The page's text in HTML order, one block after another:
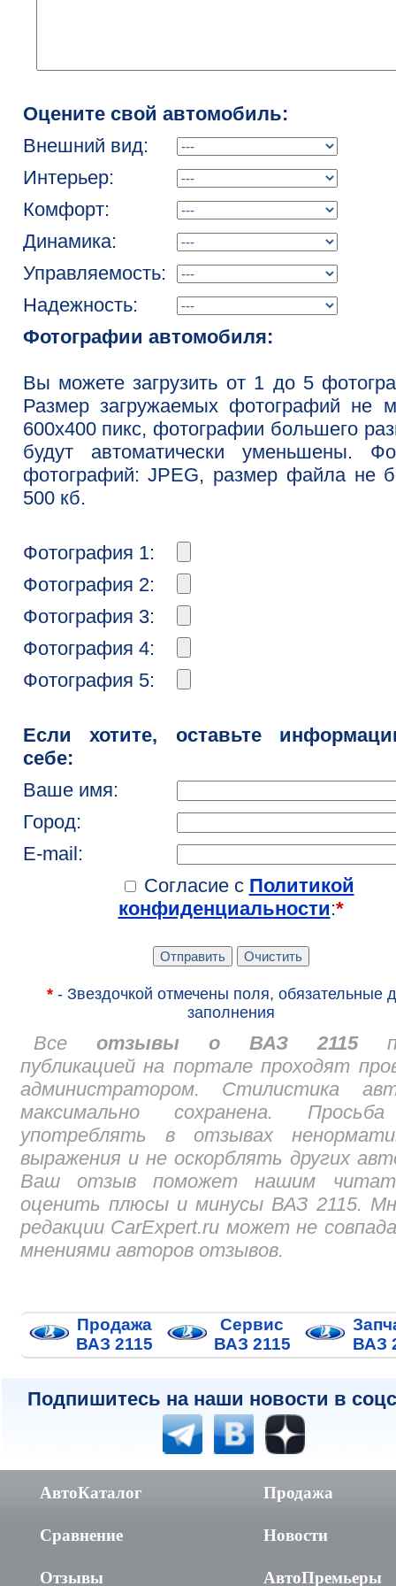
Оцените свой автомобиль:
Внешний вид:
Интерьер:
Комфорт:
Динамика:
Управляемость:
Надежность:
Фотографии автомобиля:
Вы можете загрузить от 1 до 5
Размер загружаемых фотографий не
600x400 пикс, фотографии большего
будут автоматически уменьшены.
фотографий: JPEG, размер файла не
500 кб.
Фотография 1:
Фотография 2:
Фотография 3:
Фотография 4:
Фотография 5:
Если хотите, оставьте
себе:
Ваше имя:
Город:
E-mail:
Согласие с Политикой
конфиденциальности:*
*- Звездочкой отмечены поля, обязательные
заполнения
Все отзывы о ВАЗ 2115
публикацией на портале проходят
администратором. Стилистика
максимально сохранена.
употреблять в отзывах
выражения и не оскорблять других
Ваш отзыв поможет нашим
оценить плюсы и минусы ВАЗ 2115.
редакции CarExpert.ru может не
мнениями авторов отзывов.
Продажа
ВАЗ 2115
Сервис
ВАЗ 2115
ВАЗ
Подпишитесь на наши новости в
АвтоКаталог
Сравнение
Отзывы
Продажа
Новости
АвтоПремьеры